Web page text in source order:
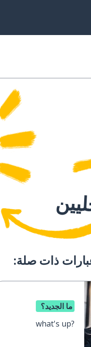
ذات صلة:
ما الجديد؟
what's up?